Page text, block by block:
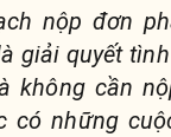
nộp đơn
giải quyết
không cần
có những